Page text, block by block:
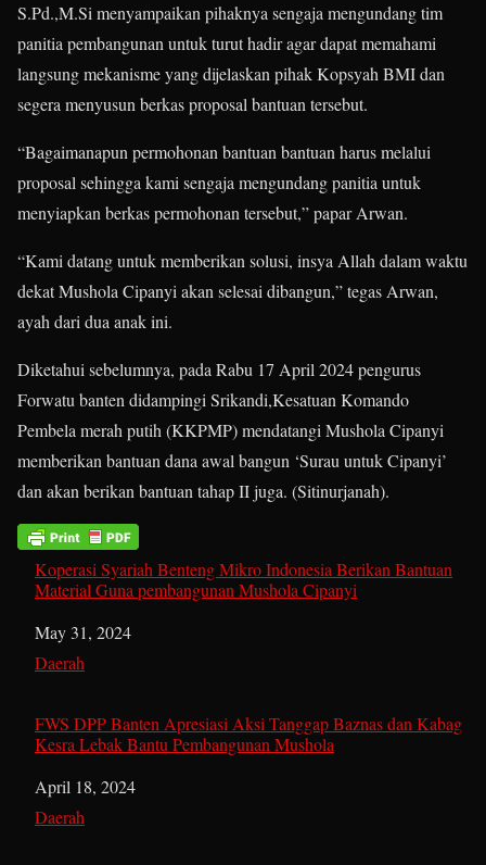
S.Pd.,M.Si menyampaikan pihaknya sengaja mengundang tim
panitia pembangunan untuk turut hadir agar dapat memahami
langsung mekanisme yang dijelaskan pihak Kopsyah BMI dan
segera menyusun berkas proposal bantuan tersebut.
“Bagaimanapun permohonan bantuan bantuan harus melalui
proposal sehingga kami sengaja mengundang panitia untuk
menyiapkan berkas permohonan tersebut,” papar Arwan.
“Kami datang untuk memberikan solusi, insya Allah dalam waktu
dekat Mushola Cipanyi akan selesai dibangun,” tegas Arwan,
ayah dari dua anak ini.
Diketahui sebelumnya, pada Rabu 17 April 2024 pengurus
Forwatu banten didampingi Srikandi,Kesatuan Komando
Pembela merah putih (KKPMP) mendatangi Mushola Cipanyi
memberikan bantuan dana awal bangun ‘Surau untuk Cipanyi’
dan akan berikan bantuan tahap II juga. (Sitinurjanah).
Koperasi Syariah Benteng Mikro Indonesia Berikan Bantuan
Material Guna pembangunan Mushola Cipanyi
Date
May 31, 2024
In relation to
Daerah
FWS DPP Banten Apresiasi Aksi Tanggap Baznas dan Kabag
Kesra Lebak Bantu Pembangunan Mushola
Date
April 18, 2024
In relation to
Daerah